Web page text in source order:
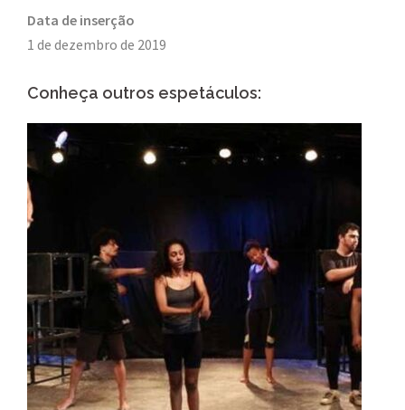
Data de inserção
1 de dezembro de 2019
Conheça outros espetáculos: